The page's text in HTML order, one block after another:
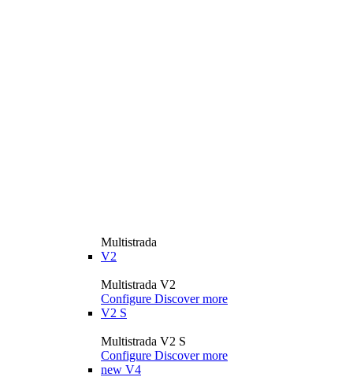
Multistrada
V2
Multistrada V2
Configure Discover more
V2 S
Multistrada V2 S
Configure Discover more
new V4